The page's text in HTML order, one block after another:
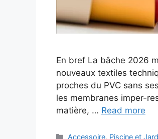
En bref La bâche 2026
nouveaux textiles
proches du PVC sans
les membranes imper-
matière, … Read more
Categories
Accessoire, Piscine et